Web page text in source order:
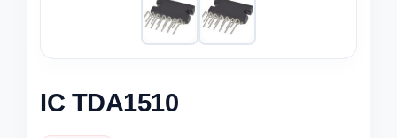
IC TDA1510